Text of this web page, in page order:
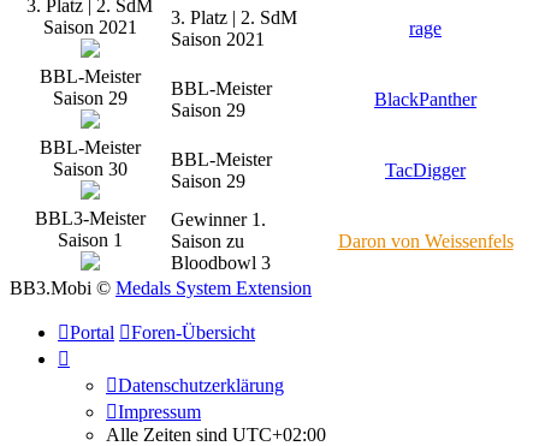
3. Platz | 2. SdM
Saison 2021
3. Platz | 2. SdM
Saison 2021
rage
BBL-Meister
Saison 29
BBL-Meister
Saison 29
BlackPanther
BBL-Meister
Saison 30
BBL-Meister
Saison 29
TacDigger
BBL3-Meister
Saison 1
Gewinner 1.
Saison zu
Bloodbowl 3
Daron von Weissenfels
BB3.Mobi © Medals System Extension
Portal Foren-Übersicht
Datenschutzerklärung
Impressum
Alle Zeiten sind UTC+02:00